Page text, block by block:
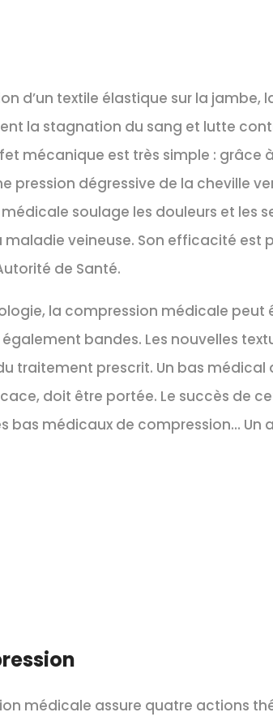
d’un textile élastique sur la
la stagnation du sang et lutte
mécanique est très simple : grâce
pression dégressive de la cheville
soulage les douleurs et les
veineuse. Son efficacité est
de Santé.
la compression médicale peut
bandes. Les nouvelles
traitement prescrit. Un bas
doit être portée. Le succès de
bas médicaux de compression…
médicale assure quatre actions